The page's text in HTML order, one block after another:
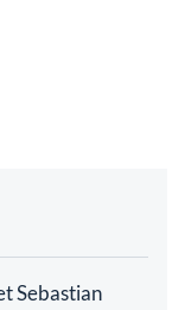
Sebastian